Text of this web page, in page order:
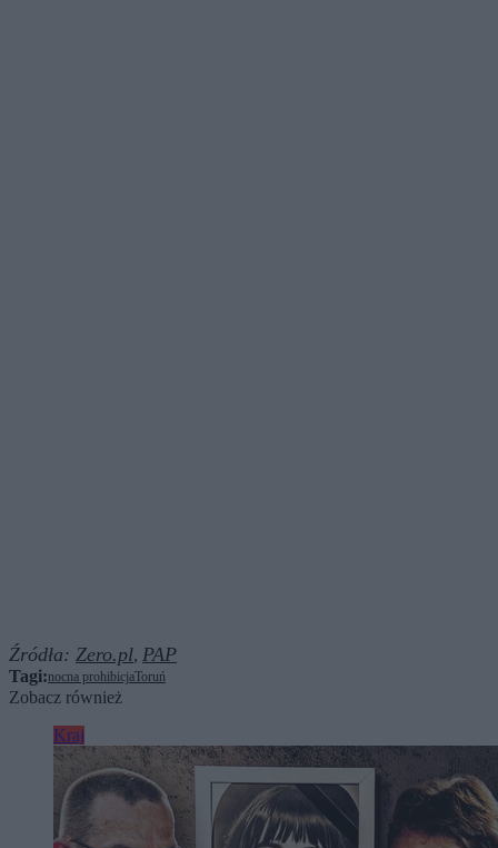
Źródła: Zero.pl, PAP
Tagi:nocna prohibicjaToruń
Zobacz również
Kraj